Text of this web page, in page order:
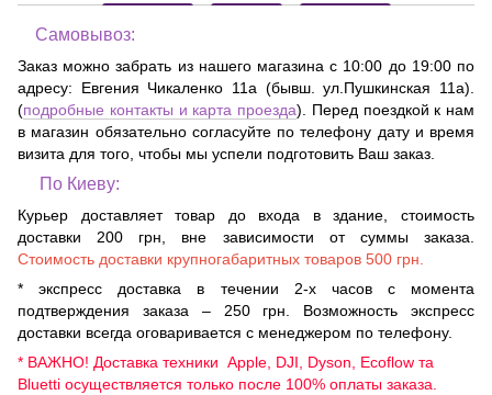
Самовывоз:
Заказ можно забрать из нашего магазина с 10:00 до 19:00 по
адресу: Евгения Чикаленко 11а (бывш. ул.Пушкинская 11а).
(подробные контакты и карта проезда). Перед поездкой к нам
в магазин обязательно согласуйте по телефону дату и время
визита для того, чтобы мы успели подготовить Ваш заказ.
По Киеву:
Курьер доставляет товар до входа в здание, стоимость
доставки 200 грн, вне зависимости от суммы заказа.
Стоимость доставки крупногабаритных товаров 500 грн.
* экспресс доставка в течении 2-х часов с момента
подтверждения заказа – 250 грн. Возможность экспресс
доставки всегда оговаривается с менеджером по телефону.
* ВАЖНО! Доставка техники Apple, DJI, Dyson, Ecoflow та
Bluetti осуществляется только после 100% оплаты заказа.